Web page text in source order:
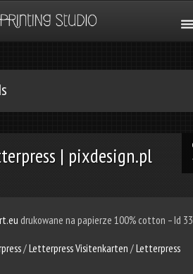
| pixdesign.pl
drukowane na papierze 100% cotton – Id
/Letterpress Visitenkarten /Letterpress